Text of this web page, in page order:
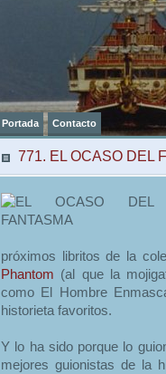
Portada Contacto
771. EL OCASO DEL
próximos libritos de la
Phantom (al que la
como El Hombre
historieta favoritos.
Y lo ha sido porque lo
mejores guionistas de la